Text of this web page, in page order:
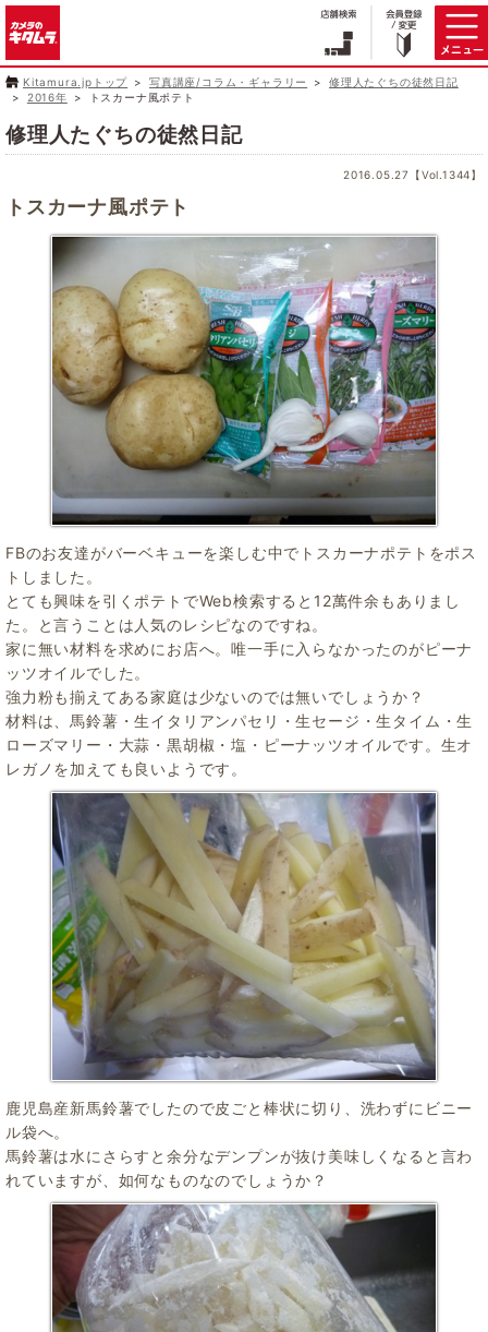
Kitamura.jpトップ 写真講座/コラム・ギャラリー
修理人たぐちの徒然日記
2016年
トスカーナ風ポテト
修理人たぐちの徒然日記
2016.05.27【Vol.1344】
トスカーナ風ポテト
FBのお友達がバーベキューを楽しむ中でトスカーナポテトをポス
トしました。
とても興味を引くポテトでWeb検索すると12萬件余もありまし
た。と言うことは人気のレシピなのですね。
家に無い材料を求めにお店へ。唯一手に入らなかったのがピーナ
ッツオイルでした。
強力粉も揃えてある家庭は少ないのでは無いでしょうか？
材料は、馬鈴薯・生イタリアンパセリ・生セージ・生タイム・生
ローズマリー・大蒜・黒胡椒・塩・ピーナッツオイルです。生オ
レガノを加えても良いようです。
鹿児島産新馬鈴薯でしたので皮ごと棒状に切り、洗わずにビニー
ル袋へ。
馬鈴薯は水にさらすと余分なデンプンが抜け美味しくなると言わ
れていますが、如何なものなのでしょうか？